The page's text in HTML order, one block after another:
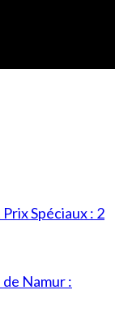
Spéciaux : 2
Namur :